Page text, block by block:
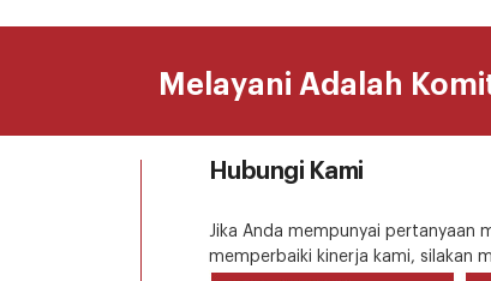
Melayani Adalah
Hubungi Kami
Jika Anda mempunyai pertanyaan
memperbaiki kinerja kami, silakan